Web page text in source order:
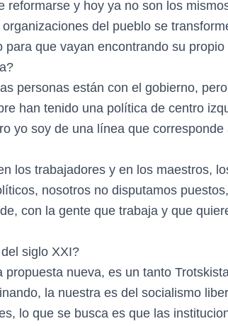
reformarse y hoy ya no son los
del pueblo se
que vayan encontrando su propio
personas están con el gobierno,
han tenido una política de centro
yo soy de una línea que
los trabajadores y en los maestros,
nosotros no disputamos
con la gente que trabaja y que
siglo XXI?
propuesta nueva, es un tanto
la nuestra es del socialismo
lo que se busca es que las